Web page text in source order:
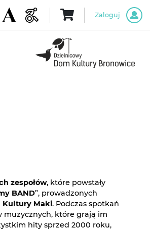
Zaloguj
zespołów, które powstały
BAND”, prowadzonych
Kultury Maki. Podczas spotkań
które grają im
hity sprzed 2000 roku,